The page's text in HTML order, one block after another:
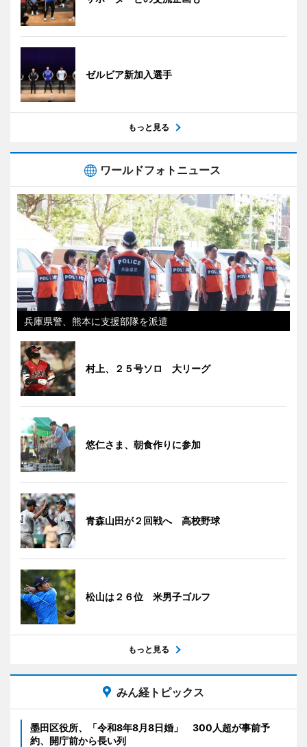
ゼルビア新加入選手
もっと見る
ワールドフォトニュース
兵庫県警、熊本に支援部隊を派遣
村上、２５号ソロ 大リーグ
悠仁さま、朝食作りに参加
青森山田が２回戦へ 高校野球
松山は２６位 米男子ゴルフ
もっと見る
みん経トピックス
墨田区役所、「令和8年8月8日婚」 300人超が事前予
約、開庁前から長い列